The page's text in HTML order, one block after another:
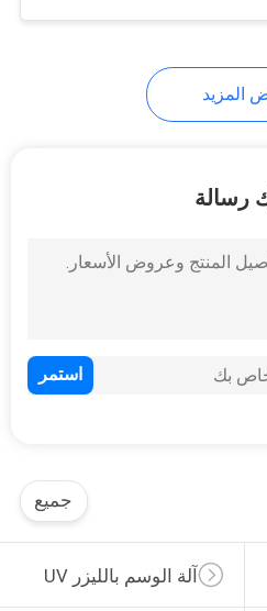
على
المزيد
رسالة
جميع
آلة الوسم بالليزر UV